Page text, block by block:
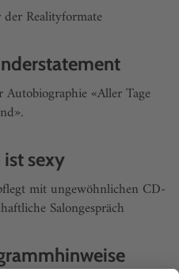
Realityformate
«Aller Tage
ist sexy
mit ungewöhnlichen CD-
Salongespräch